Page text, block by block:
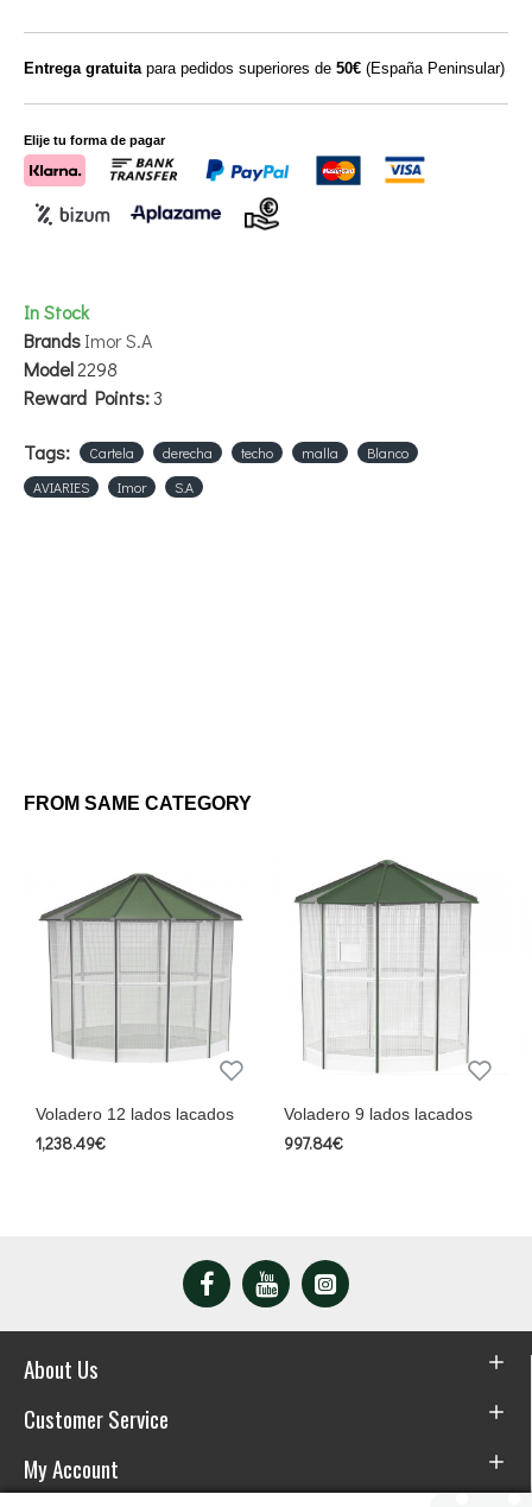
In Stock
BrandsImor S.A
Model2298
Reward Points:3
Entrega gratuitapara pedidos superiores de 50€ (España Peninsular)
Elije tu forma de pagar
Tags: Cartela derecha techo malla
Blanco
AVIARIES
Imor S.A
FROM SAME CATEGORY
lacados Voladero 9 lados lacados
Voladero 9 lados
About Us
Customer Service
My Account